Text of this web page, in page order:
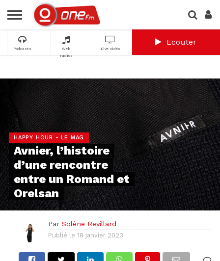
Podcasts
Web
radios
Live vidéo
Ecouter
HAPPY HOUR - LE MAG
Avnier, l’histoire
d’une rencontre
entre un Romand et
Orelsan
Par Solène Revillard
Publié le 18 janvier 2023